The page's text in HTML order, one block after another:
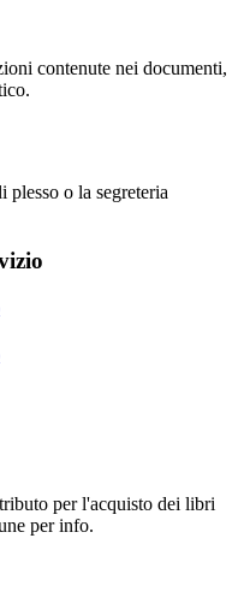
contenute nei documenti,
o la segreteria
per l'acquisto dei libri
per info.